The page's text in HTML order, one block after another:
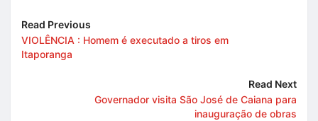
Read Previous
VIOLÊNCIA : Homem é executado a tiros em
Itaporanga
Read Next
Governador visita São José de Caiana para
inauguração de obras